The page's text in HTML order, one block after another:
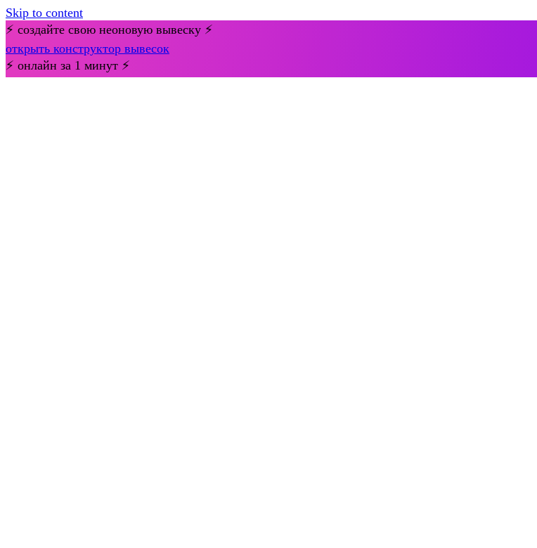
Skip to content
⚡ создайте свою неоновую вывеску ⚡
открыть конструктор вывесок
⚡ онлайн за 1 минут ⚡